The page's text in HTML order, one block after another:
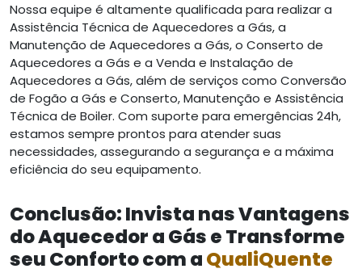
Nossa equipe é altamente qualificada para realizar a
Assistência Técnica de Aquecedores a Gás, a
Manutenção de Aquecedores a Gás, o Conserto de
Aquecedores a Gás e a Venda e Instalação de
Aquecedores a Gás, além de serviços como Conversão
de Fogão a Gás e Conserto, Manutenção e Assistência
Técnica de Boiler. Com suporte para emergências 24h,
estamos sempre prontos para atender suas
necessidades, assegurando a segurança e a máxima
eficiência do seu equipamento.
Conclusão: Invista nas Vantagens
do Aquecedor a Gás e Transforme
seu Conforto com aQualiQuente